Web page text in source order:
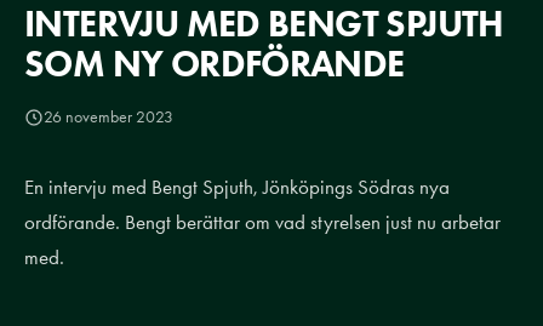
INTERVJU MED BENGT SPJUTH
SOM NY ORDFÖRANDE
26 november 2023
En intervju med Bengt Spjuth, Jönköpings Södras nya
ordförande. Bengt berättar om vad styrelsen just nu arbetar
med.